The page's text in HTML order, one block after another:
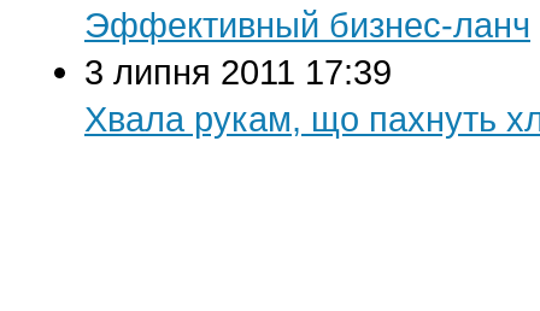
Эффективный бизнес-ланч
3 липня 2011 17:39
Хвала рукам, що пахнуть